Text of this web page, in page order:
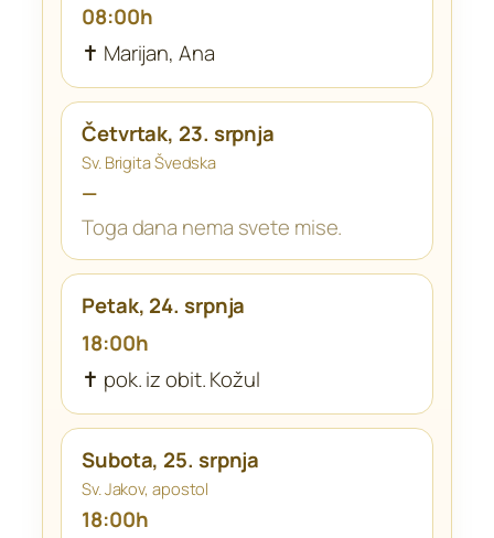
08:00h
✝ Marijan, Ana
Četvrtak, 23. srpnja
Sv. Brigita Švedska
—
Toga dana nema svete mise.
Petak, 24. srpnja
18:00h
✝ pok. iz obit. Kožul
Subota, 25. srpnja
Sv. Jakov, apostol
18:00h